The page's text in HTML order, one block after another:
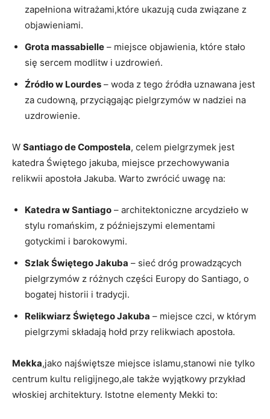
zapełniona witrażami,które ukazują cuda związane z
objawieniami.
Grota massabielle – miejsce objawienia, które stało
się sercem modlitw i uzdrowień.
Źródło w Lourdes – woda z tego źródła uznawana jest
za cudowną, przyciągając pielgrzymów w nadziei na
uzdrowienie.
W Santiago de Compostela, celem pielgrzymek jest
katedra Świętego jakuba, miejsce przechowywania
relikwii apostoła Jakuba. Warto zwrócić uwagę na:
Katedra w Santiago – architektoniczne arcydzieło w
stylu romańskim, z późniejszymi elementami
gotyckimi i barokowymi.
Szlak Świętego Jakuba – sieć dróg prowadzących
pielgrzymów z różnych części Europy do Santiago, o
bogatej historii i tradycji.
Relikwiarz Świętego Jakuba – miejsce czci, w którym
pielgrzymi składają hołd przy relikwiach apostoła.
Mekka,jako najświętsze miejsce islamu,stanowi nie tylko
centrum kultu religijnego,ale także wyjątkowy przykład
włoskiej architektury. Istotne elementy Mekki to: